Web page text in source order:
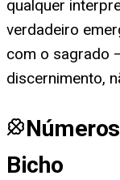
qualquer
verdadeiro
com o sagrado
discernimento,
Bicho